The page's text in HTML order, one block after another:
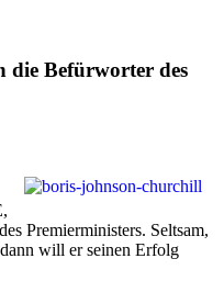
die Befürworter des
Premierministers. Seltsam,
will er seinen Erfolg